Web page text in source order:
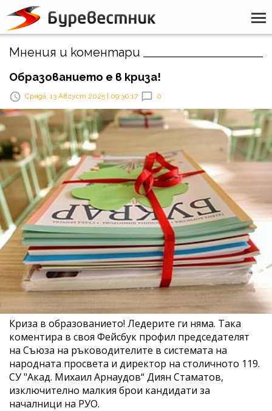
Мнения и коментари
Образованието е в криза!
Сряда, 13 Август 2025 | 09:30:17 0
Криза в образованието! Ледерите ги няма. Така
коментира в своя Фейсбук профил председателят
на Съюза на ръководителите в системата на
народната просвета и директор на столичното 119.
СУ "Акад. Михаил Арнаудов“ Диян Стаматов,
изключително малкия брои кандидати за
началници на РУО.